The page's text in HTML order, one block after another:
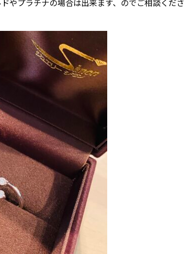
やプラチナの場合は出来ます、のでご相談くださ